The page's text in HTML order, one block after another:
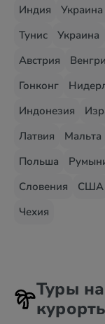
Индия
Тунис
Украина
Австрия
Гонконг
Индонезия
Латвия
Мальта
Польша
Словения
США
Чехия
Туры